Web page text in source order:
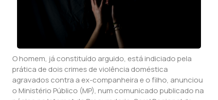
O homem, já constituído arguido, está indiciado pela
prática de dois crimes de violência doméstica
agravados contra a ex-companheira e o filho, anunciou
o Ministério Público (MP), num comunicado publicado na